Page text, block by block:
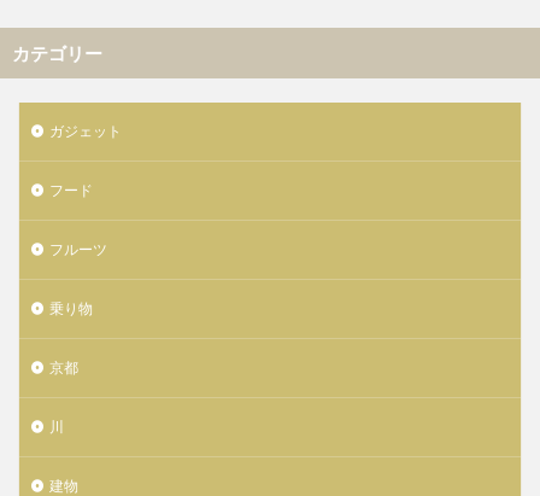
カテゴリー
ガジェット
フード
フルーツ
乗り物
京都
川
建物